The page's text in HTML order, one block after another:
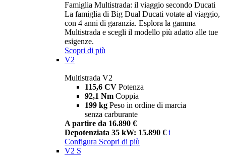
Famiglia Multistrada: il viaggio secondo Ducati
La famiglia di Big Dual Ducati votate al viaggio,
con 4 anni di garanzia. Esplora la gamma
Multistrada e scegli il modello più adatto alle tue
esigenze.
Scopri di più
V2
Multistrada V2
115,6 CV Potenza
92,1 Nm Coppia
199 kg Peso in ordine di marcia
senza carburante
A partire da 16.890 €
Depotenziata 35 kW: 15.890 € i
Configura Scopri di più
V2 S